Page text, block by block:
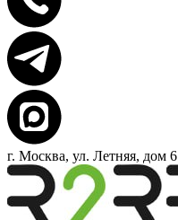
г. Москва, ул. Летняя, дом 6